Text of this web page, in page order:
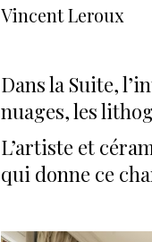
Vincent Leroux
Dans la Suite,
nuages, les
L’artiste et
qui donne ce